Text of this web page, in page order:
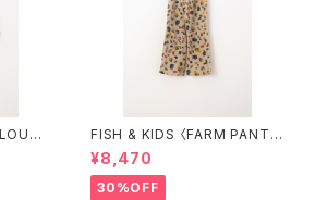
FISH & KIDS 〈FARM PANT
S〉
¥8,470
30%OFF